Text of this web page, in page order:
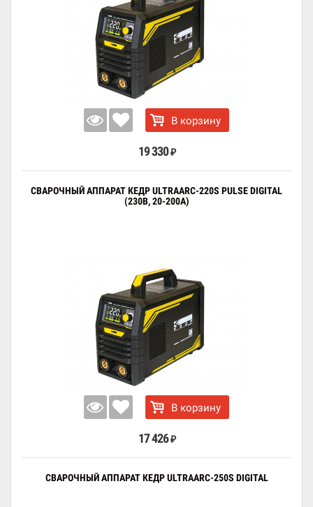
В корзину
19 330 ₽
СВАРОЧНЫЙ АППАРАТ КЕДР ULTRAARC-220S PULSE DIGITAL
(230В, 20-200А)
В корзину
17 426 ₽
СВАРОЧНЫЙ АППАРАТ КЕДР ULTRAARC-250S DIGITAL